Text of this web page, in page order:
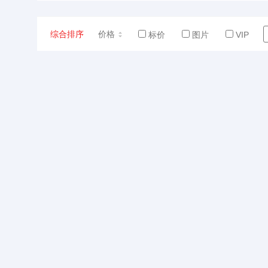
综合排序 价格 标价 图片 VIP